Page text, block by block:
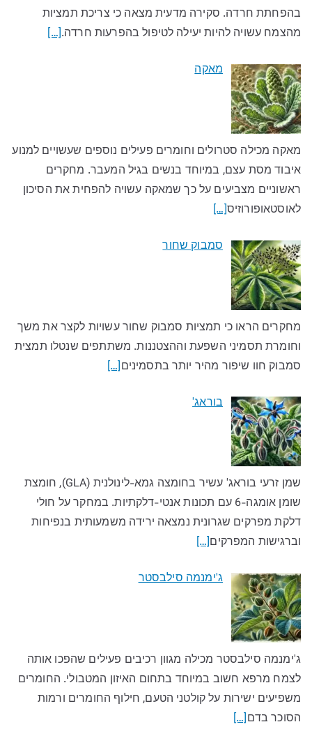
בהפחתת חרדה. סקירה מדעית מצאה כי צריכת תמציות
מהצמח עשויה להיות יעילה לטיפול בהפרעות חרדה.[…]
מאקה
מאקה מכילה סטרולים וחומרים פעילים נוספים שעשויים למנוע
איבוד מסת עצם, במיוחד בנשים בגיל המעבר. מחקרים
ראשוניים מצביעים על כך שמאקה עשויה להפחית את הסיכון
לאוסטאופורוזיס[…]
סמבוק שחור
מחקרים הראו כי תמציות סמבוק שחור עשויות לקצר את משך
וחומרת תסמיני השפעת וההצטננות. משתתפים שנטלו תמצית
סמבוק חוו שיפור מהיר יותר בתסמינים[…]
בוראג'
שמן זרעי בוראג' עשיר בחומצה גמא-לינולנית (GLA), חומצת
שומן אומגה-6 עם תכונות אנטי-דלקתיות. במחקר על חולי
דלקת מפרקים שגרונית נמצאה ירידה משמעותית בנפיחות
וברגישות המפרקים[…]
ג'ימנמה סילבסטר
ג'ימנמה סילבסטר מכילה מגוון רכיבים פעילים שהפכו אותה
לצמח מרפא חשוב במיוחד בתחום האיזון המטבולי. החומרים
משפיעים ישירות על קולטני הטעם, חילוף החומרים ורמות
הסוכר בדם[…]